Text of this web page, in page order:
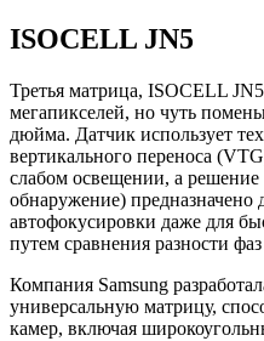
ISOCELL JN5
Третья матрица, ISOCELL
мегапикселей, но чуть
дюйма. Датчик использует
вертикального переноса
слабом освещении, а решение
обнаружение) предназначено
автофокусировки даже для
путем сравнения разности
Компания Samsung
универсальную матрицу,
камер, включая